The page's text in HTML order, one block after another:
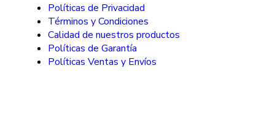
Políticas de Privacidad
Términos y Condiciones
Calidad de nuestros productos
Políticas de Garantía
Políticas Ventas y Envíos